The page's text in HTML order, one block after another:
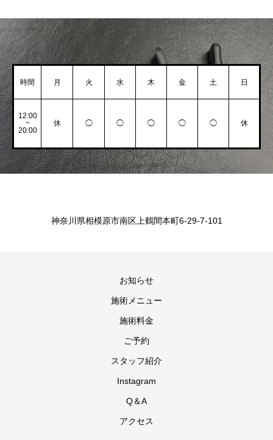
時間 月 火 水 木 金 土 日
12:00
~
20:00
休 ◯ ◯ ◯ ◯ ◯ 休
神奈川県相模原市南区上鶴間本町6-29-7-101
お知らせ
施術メニュー
施術料金
ご予約
スタッフ紹介
Instagram
Q＆A
アクセス